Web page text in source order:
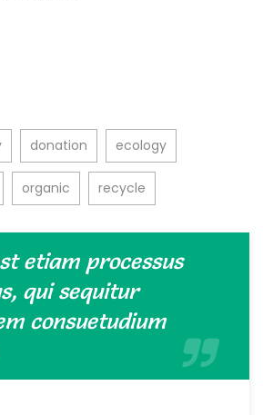
donation ecology
organic recycle
etiam processus
qui sequitur
consuetudium